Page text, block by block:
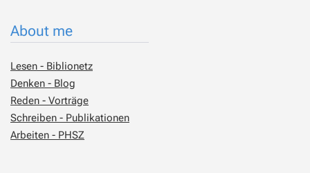
About me
Lesen - Biblionetz
Denken - Blog
Reden - Vorträge
Schreiben - Publikationen
Arbeiten - PHSZ